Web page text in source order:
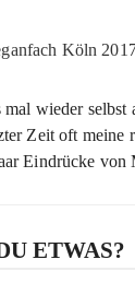
Zeit oft meine
Eindrücke von
ETWAS?